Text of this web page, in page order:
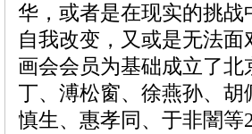
华，或者是在现实的挑
自我改变，又或是无法
画会会员为基础成立了
丁、溥松窗、徐燕孙、
慎生、惠孝同、于非闇